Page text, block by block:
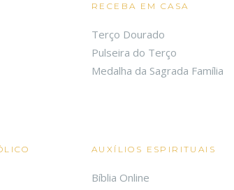
RECEBA EM CASA
Terço Dourado
Pulseira do Terço
Medalha da Sagrada Família
AUXÍLIOS ESPIRITUAIS
Bíblia Online